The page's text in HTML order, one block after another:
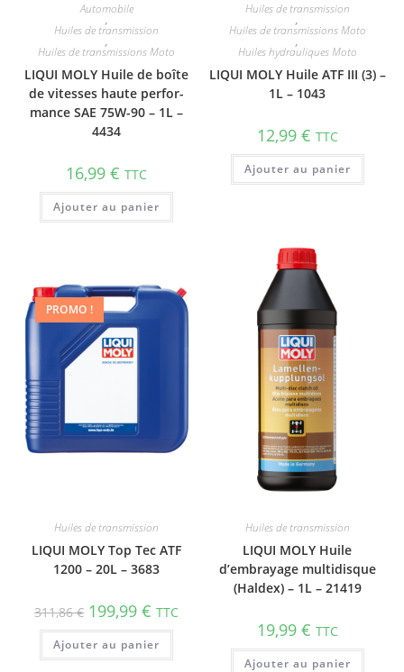
Automobile
,
Huiles de transmission
,
Huiles de transmissions Moto
LIQUI MOLY Huile de boîte
de vitesses haute perfor­
mance SAE 75W-90 – 1L –
4434
16,99€ TTC
Ajouter au panier
Huiles de transmission
,
Huiles de transmissions Moto
,
Huiles hydrauliques Moto
LIQUI MOLY Huile ATF III (3) –
1L – 1043
12,99 € TTC
Ajouter au panier
PROMO !
Huiles de transmission
LIQUI MOLY Top Tec ATF
1200 – 20L – 3683
311,86€ 199,99€ TTC
Ajouter au panier
Huiles de transmission
LIQUI MOLY Huile
d’embrayage multidisque
(Haldex) – 1L – 21419
19,99 € TTC
Ajouter au panier